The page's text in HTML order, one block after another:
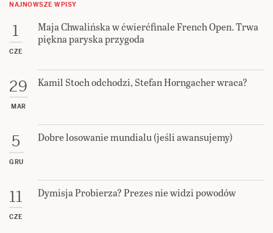
NAJNOWSZE WPISY
1
CZE
Maja Chwalińska w ćwierćfinale French Open. Trwa
piękna paryska przygoda
29
MAR
Kamil Stoch odchodzi, Stefan Horngacher wraca?
5
GRU
Dobre losowanie mundialu (jeśli awansujemy)
11
CZE
Dymisja Probierza? Prezes nie widzi powodów